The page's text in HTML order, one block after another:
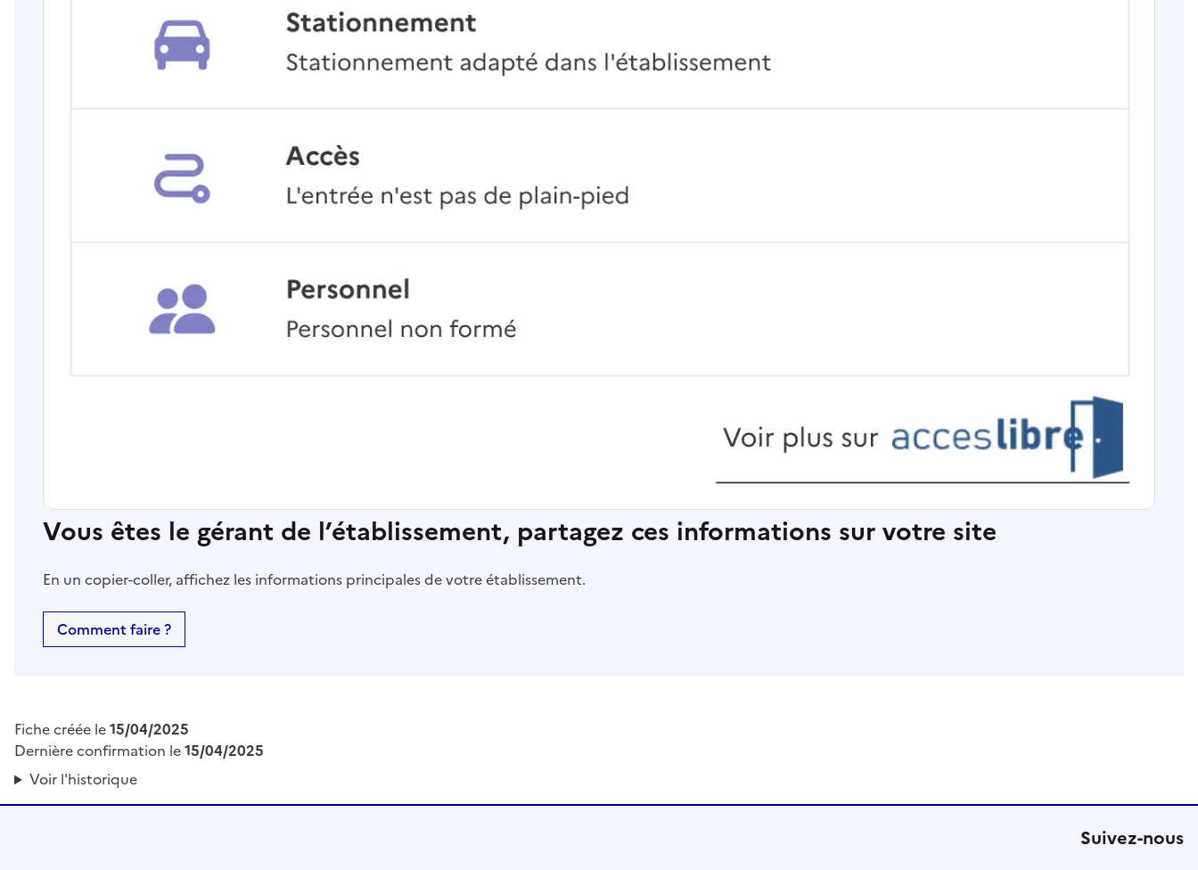
Vous êtes le gérant de l’établissement, partagez ces informations sur votre site
En un copier-coller, affichez les informations principales de votre établissement.
Comment faire ?
Fiche créée le15/04/2025
Dernière confirmation le15/04/2025
Voir l'historique
Suivez-nous